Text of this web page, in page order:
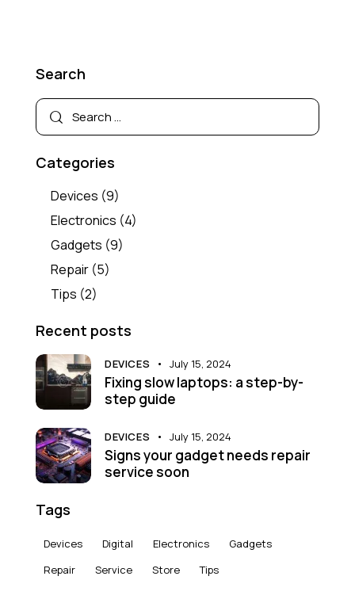
Search
Categories
Devices (9)
Electronics (4)
Gadgets (9)
Repair (5)
Tips (2)
Recent posts
DEVICES July 15, 2024
Fixing slow laptops: a step-by-
step guide
DEVICES July 15, 2024
Signs your gadget needs repair
service soon
Tags
Devices Digital Electronics
Gadgets
Repair
Service Store Tips